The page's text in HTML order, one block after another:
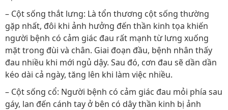
– Cột sống thắt lưng: Là tổn thương cột sống thường
gặp nhất, đôi khi ảnh hưởng đến thần kinh tọa khiến
người bệnh có cảm giác đau rất mạnh từ lưng xuống
mặt trong đùi và chân. Giai đoạn đầu, bệnh nhân thấy
đau nhiều khi mới ngủ dậy. Sau đó, cơn đau sẽ dần dần
kéo dài cả ngày, tăng lên khi làm việc nhiều.
– Cột sống cổ: Người bệnh có cảm giác đau mỏi phía sau
gáy, lan đến cánh tay ở bên có dây thần kinh bị ảnh